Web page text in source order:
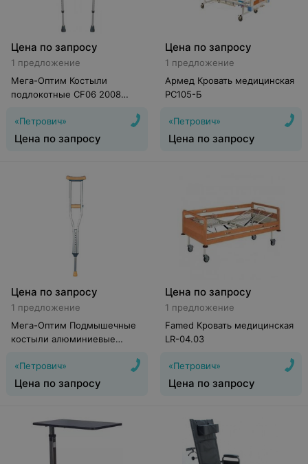
Цена по запросу
1 предложение
Мега-Оптим Костыли
подлокотные CF06 2008
«Петрович»
Цена по запросу
Цена по запросу
1 предложение
Армед Кровать медицинская
РС105-Б
«Петрович»
Цена по запросу
Цена по запросу
1 предложение
Мега-Оптим Подмышечные
костыли алюминиевые
«Петрович»
Цена по запросу
Цена по запросу
1 предложение
Famed Кровать медицинская
LR-04.03
«Петрович»
Цена по запросу